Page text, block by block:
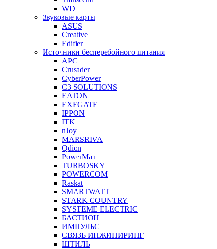
WD
Звуковые карты
ASUS
Creative
Edifier
Источники бесперебойного питания
APC
Crusader
CyberPower
C3 SOLUTIONS
EATON
EXEGATE
IPPON
ITK
nJoy
MARSRIVA
Qdion
PowerMan
TURBOSKY
POWERCOM
Raskat
SMARTWATT
STARK COUNTRY
SYSTEME ELECTRIC
БАСТИОН
ИМПУЛЬС
СВЯЗЬ ИНЖИНИРИНГ
ШТИЛЬ